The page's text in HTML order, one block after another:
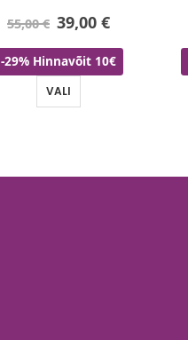
TARNE
55,00€ 39,00 €
-29% Hinnavõit 10€
VALI